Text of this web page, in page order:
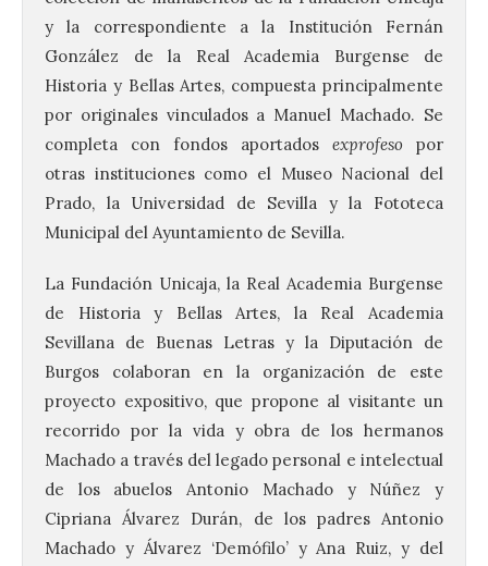
y la correspondiente a la Institución Fernán
González de la Real Academia Burgense de
Historia y Bellas Artes, compuesta principalmente
por originales vinculados a Manuel Machado. Se
completa con fondos aportados exprofeso por
otras instituciones como el Museo Nacional del
Prado, la Universidad de Sevilla y la Fototeca
Municipal del Ayuntamiento de Sevilla.
La Fundación Unicaja, la Real Academia Burgense
de Historia y Bellas Artes, la Real Academia
Sevillana de Buenas Letras y la Diputación de
Burgos colaboran en la organización de este
proyecto expositivo, que propone al visitante un
recorrido por la vida y obra de los hermanos
Machado a través del legado personal e intelectual
de los abuelos Antonio Machado y Núñez y
Cipriana Álvarez Durán, de los padres Antonio
Machado y Álvarez ‘Demófilo’ y Ana Ruiz, y del